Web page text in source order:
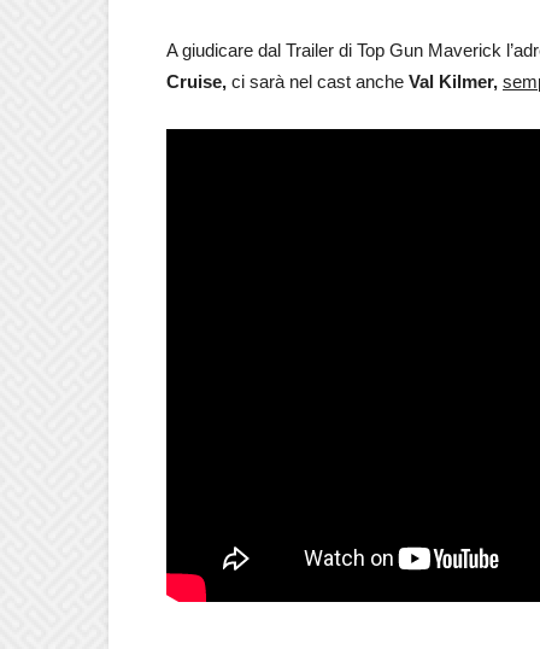
A giudicare dal Trailer di Top Gun Maverick
Cruise, ci sarà nel cast anche Val Kilmer,